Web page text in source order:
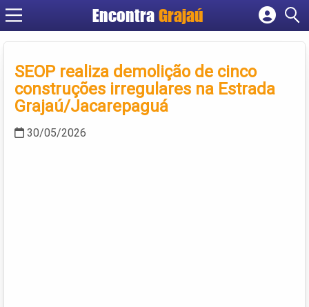
Encontra Grajaú
Cadastrar empresa
Criar conta
SEOP realiza demolição de cinco
construções irregulares na Estrada
Grajaú/Jacarepaguá
30/05/2026